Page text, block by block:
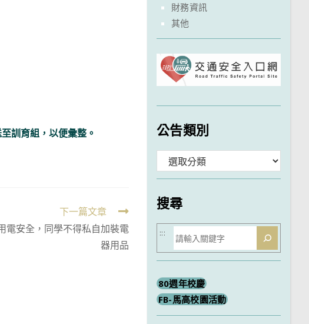
訓育組，以便彙整。
下一篇文章
電安全，同學不得私自加裝電
器用品
財務資訊
其他
公告類別
類
搜尋
搜
尋
:::
80週年校慶
FB-馬高校園活動